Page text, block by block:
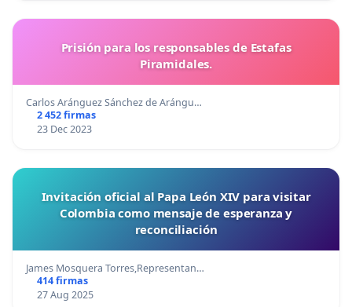
Prisión para los responsables de Estafas
Piramidales.
Carlos Aránguez Sánchez de Arángu…
2 452 firmas
23 Dec 2023
Invitación oficial al Papa León XIV para visitar
Colombia como mensaje de esperanza y
reconciliación
James Mosquera Torres,Representan…
414 firmas
27 Aug 2025